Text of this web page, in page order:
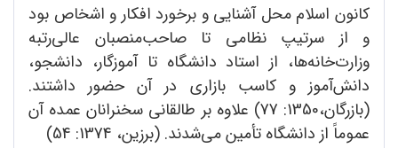
کانون اسلام محل آشنایی و برخورد افکار و اشخاص بود
و از سرتیپ نظامی تا صاحب‌منصبان عالی‌رتبه
وزارت‌خانه‌ها، از استاد دانشگاه تا آموزگار، دانشجو،
دانش‌آموز و کاسب بازاری در آن حضور داشتند.
(بازرگان،‌1350: 77) علاوه بر طالقانی سخنرانان عمده آن
عموماً از دانشگاه تأمین می‌شدند. (برزین، 1374: 54)